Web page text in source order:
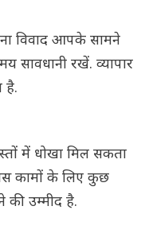
विवाद आपके सामने
सावधानी रखें. व्यापार
है.
में धोखा मिल सकता
कामों के लिए कुछ
उम्मीद है.